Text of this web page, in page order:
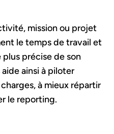
mission ou projet
le temps de travail et
plus précise de son
ainsi à piloter
à mieux répartir
le reporting.